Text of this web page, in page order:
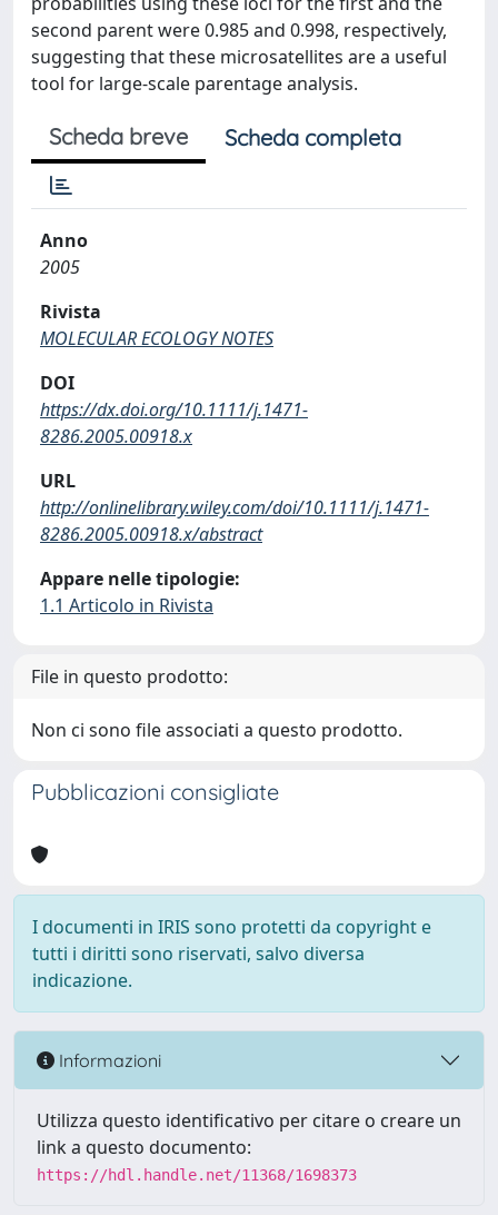
second parent were 0.985 and 0.998, respectively,
suggesting that these microsatellites are a useful
tool for large-scale parentage analysis.
Scheda breve Scheda completa
Anno
2005
Rivista
MOLECULAR ECOLOGY NOTES
DOI
https://dx.doi.org/10.1111/j.1471-
8286.2005.00918.x
URL
http://onlinelibrary.wiley.com/doi/10.1111/j.1471-
8286.2005.00918.x/abstract
Appare nelle tipologie:
1.1 Articolo in Rivista
File in questo prodotto:
Non ci sono file associati a questo prodotto.
Pubblicazioni consigliate
I documenti in IRIS sono protetti da copyright e
tutti i diritti sono riservati, salvo diversa
indicazione.
Informazioni
Utilizza questo identificativo per citare o creare un
link a questo documento:
https://hdl.handle.net/11368/1698373